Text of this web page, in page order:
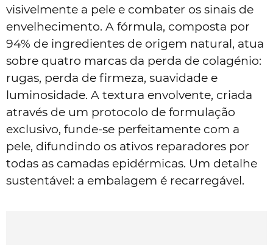
visivelmente a pele e combater os sinais de
envelhecimento. A fórmula, composta por
94% de ingredientes de origem natural, atua
sobre quatro marcas da perda de colagénio:
rugas, perda de firmeza, suavidade e
luminosidade. A textura envolvente, criada
através de um protocolo de formulação
exclusivo, funde-se perfeitamente com a
pele, difundindo os ativos reparadores por
todas as camadas epidérmicas. Um detalhe
sustentável: a embalagem é recarregável.